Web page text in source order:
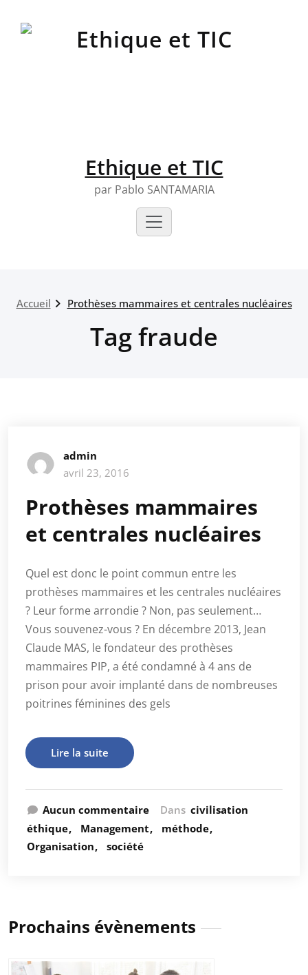
Ethique et TIC
par Pablo SANTAMARIA
Accueil Prothèses mammaires et centrales nucléaires
Tag fraude
admin
avril 23, 2016
Prothèses mammaires
et centrales nucléaires
Quel est donc le point commun entre les
prothèses mammaires et les centrales nucléaires
? Leur forme arrondie ? Non, pas seulement…
Vous souvenez-vous ? En décembre 2013, Jean
Claude MAS, le fondateur des prothèses
mammaires PIP, a été condamné à 4 ans de
prison pour avoir implanté dans de nombreuses
poitrines féminines des gels
Lire la suite
Aucun commentaire Dans civilisation
éthique
Management
méthode
Organisation
société
Prochains évènements